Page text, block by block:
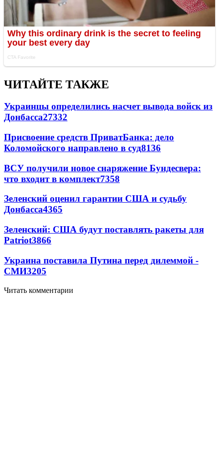
ЧИТАЙТЕ ТАКЖЕ
Украинцы определились насчет вывода войск из
Донбасса27332
Присвоение средств ПриватБанка: дело
Коломойского направлено в суд8136
ВСУ получили новое снаряжение Бундесвера:
что входит в комплект7358
Зеленский оценил гарантии США и судьбу
Донбасса4365
Зеленский: США будут поставлять ракеты для
Patriot3866
Украина поставила Путина перед дилеммой -
СМИ3205
Читать комментарии